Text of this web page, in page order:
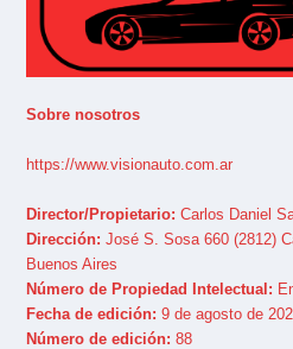
Sobre nosotros
https://www.visionauto.com.ar
Director/Propietario: Carlos Daniel
Dirección: José S. Sosa 660 (2812)
Buenos Aires
Número de Propiedad Intelectual:
Fecha de edición: 9 de agosto de
Número de edición: 88